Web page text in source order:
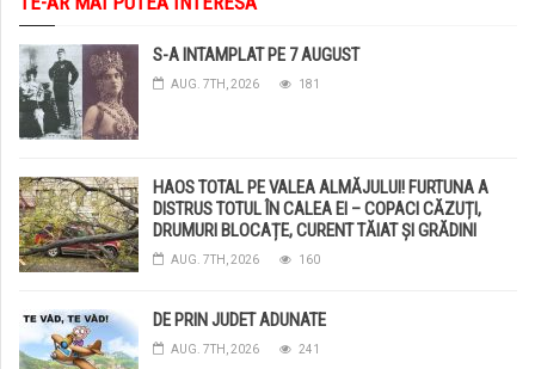
S-A INTAMPLAT PE 7 AUGUST
AUG. 7TH, 2026 181
HAOS TOTAL PE VALEA ALMĂJULUI! FURTUNA A
DISTRUS TOTUL ÎN CALEA EI – COPACI CĂZUȚI,
DRUMURI BLOCAȚE, CURENT TĂIAT ȘI GRĂDINI
DISTRUSE DE GRINDINĂ!
AUG. 7TH, 2026 160
DE PRIN JUDET ADUNATE
AUG. 7TH, 2026 241